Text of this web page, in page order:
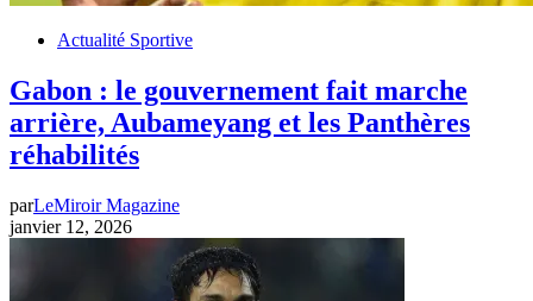
Actualité Sportive
Gabon : le gouvernement fait marche
arrière, Aubameyang et les Panthères
réhabilités
parLeMiroir Magazine
janvier 12, 2026